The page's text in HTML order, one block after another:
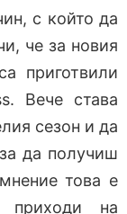
с който да
че за новия
приготвили
Вече става
сезон и да
да получиш
това е
на